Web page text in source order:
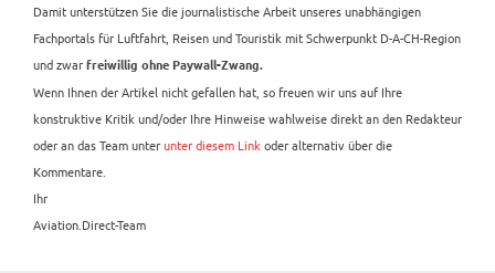
Damit unterstützen Sie die journalistische Arbeit unseres unabhängigen
Fachportals für Luftfahrt, Reisen und Touristik mit Schwerpunkt D-A-CH-Region
und zwar freiwillig ohne Paywall-Zwang.
Wenn Ihnen der Artikel nicht gefallen hat, so freuen wir uns auf Ihre
konstruktive Kritik und/oder Ihre Hinweise wahlweise direkt an den Redakteur
oder an das Team unterunter diesem Link oder alternativ über die
Kommentare.
Ihr
Aviation.Direct-Team